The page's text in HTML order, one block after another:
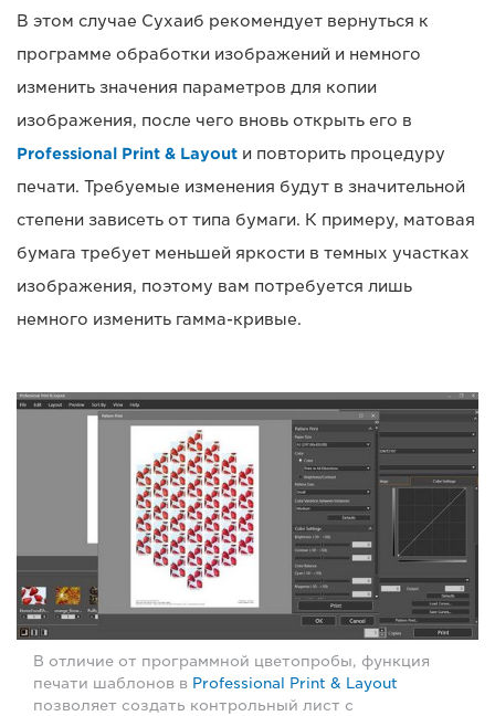
В этом случае Сухаиб рекомендует вернуться к
программе обработки изображений и немного
изменить значения параметров для копии
изображения, после чего вновь открыть его в
Professional Print & Layout и повторить процедуру
печати. Требуемые изменения будут в значительной
степени зависеть от типа бумаги. К примеру, матовая
бумага требует меньшей яркости в темных участках
изображения, поэтому вам потребуется лишь
немного изменить гамма-кривые.
В отличие от программной цветопробы, функция
печати шаблонов в Professional Print & Layout
позволяет создать контрольный лист с